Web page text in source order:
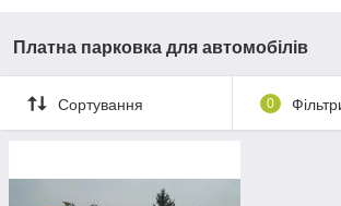
Платна парковка для автомобілів
Сортування 0